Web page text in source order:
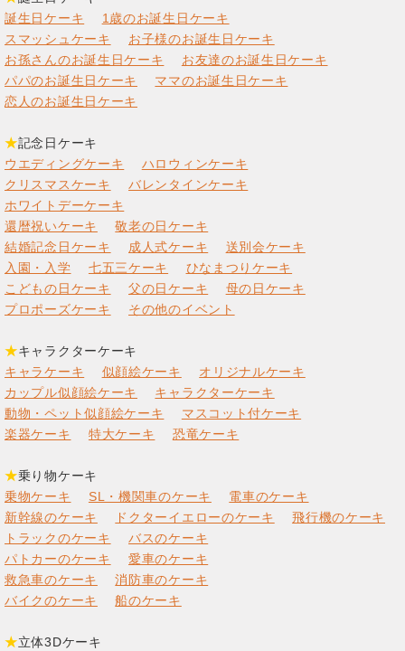
誕生日ケーキ
1歳のお誕生日ケーキ
スマッシュケーキ
お子様のお誕生日ケーキ
お孫さんのお誕生日ケーキ
お友達のお誕生日ケーキ
パパのお誕生日ケーキ
ママのお誕生日ケーキ
恋人のお誕生日ケーキ
★記念日ケーキ
ウエディングケーキ
ハロウィンケーキ
クリスマスケーキ
バレンタインケーキ
ホワイトデーケーキ
還暦祝いケーキ
敬老の日ケーキ
結婚記念日ケーキ
成人式ケーキ
送別会ケーキ
入園・入学
七五三ケーキ
ひなまつりケーキ
こどもの日ケーキ
父の日ケーキ
母の日ケーキ
プロポーズケーキ
その他のイベント
★キャラクターケーキ
キャラケーキ
似顔絵ケーキ
オリジナルケーキ
カップル似顔絵ケーキ
キャラクターケーキ
動物・ペット似顔絵ケーキ
マスコット付ケーキ
楽器ケーキ
特大ケーキ 恐竜ケーキ
★乗り物ケーキ
乗物ケーキ
SL・機関車のケーキ
電車のケーキ
新幹線のケーキ
ドクターイエローのケーキ
飛行機のケーキ
トラックのケーキ
バスのケーキ
パトカーのケーキ
愛車のケーキ
救急車のケーキ
消防車のケーキ
バイクのケーキ
船のケーキ
★立体3Dケーキ